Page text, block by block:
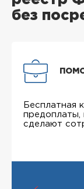
без
Бесплатная
предоплаты,
сделают